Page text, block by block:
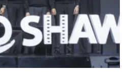
melapah sendiri, bawa sekali.
Ini bukan sahaja menjimatkan
kualiti kerja anda.